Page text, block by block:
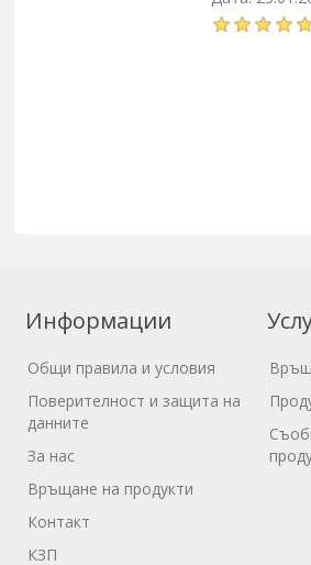
Информации
Общи правила и условия
Поверителност и защита на
данните
За нас
Връщане на продукти
Контакт
КЗП